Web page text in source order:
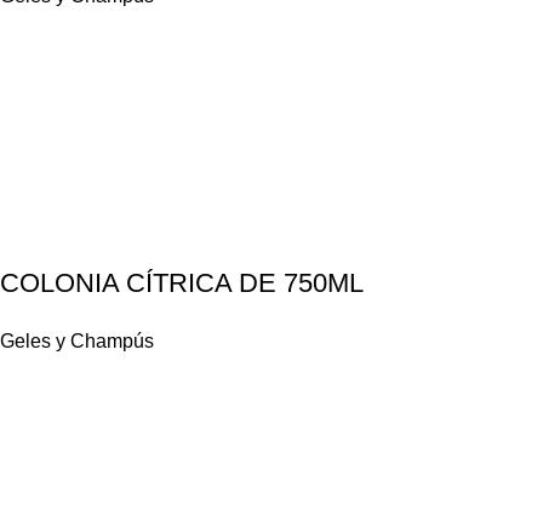
COLONIA CÍTRICA DE 750ML
Geles y Champús